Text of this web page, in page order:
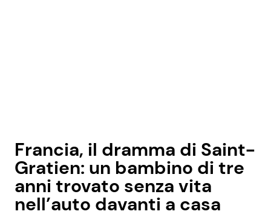
Francia, il dramma di Saint-
Gratien: un bambino di tre
anni trovato senza vita
nell’auto davanti a casa